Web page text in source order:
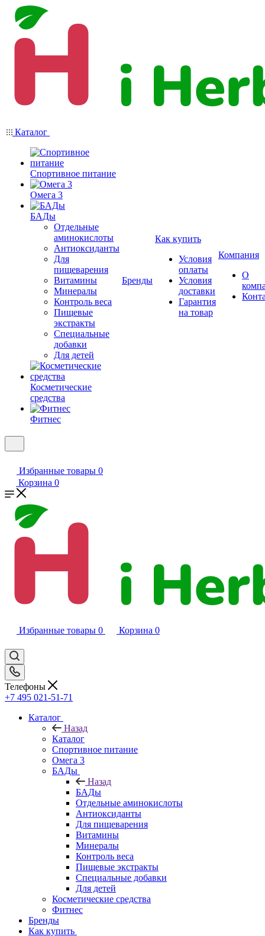
Каталог
Спортивное питание
Омега 3
БАДы
Отдельные
аминокислоты
Антиоксиданты
Для
пищеварения
Витамины
Минералы
Контроль веса
Пищевые
экстракты
Специальные
добавки
Для детей
Косметические
средства
Фитнес
Бренды
Как купить
Условия
оплаты
Условия
доставки
Гарантия
на товар
Компания
О
Избранные товары 0
Корзина 0
Избранные товары 0 Корзина 0
Телефоны
+7 495 021-51-71
Каталог
Назад
Каталог
Спортивное питание
Омега 3
БАДы
Назад
БАДы
Отдельные аминокислоты
Антиоксиданты
Для пищеварения
Витамины
Минералы
Контроль веса
Пищевые экстракты
Специальные добавки
Для детей
Косметические средства
Фитнес
Бренды
Как купить